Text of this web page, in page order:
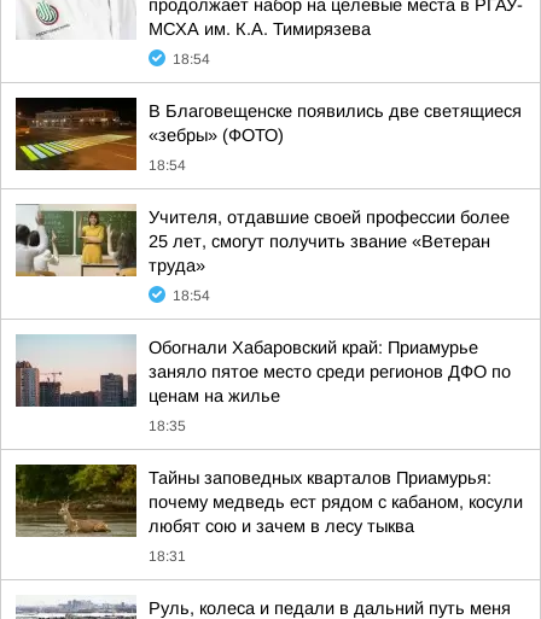
продолжает набор на целевые места в РГАУ-
МСХА им. К.А. Тимирязева
18:54
В Благовещенске появились две светящиеся
«зебры» (ФОТО)
18:54
Учителя, отдавшие своей профессии более
25 лет, смогут получить звание «Ветеран
труда»
18:54
Обогнали Хабаровский край: Приамурье
заняло пятое место среди регионов ДФО по
ценам на жилье
18:35
Тайны заповедных кварталов Приамурья:
почему медведь ест рядом с кабаном, косули
любят сою и зачем в лесу тыква
18:31
Руль, колеса и педали в дальний путь меня